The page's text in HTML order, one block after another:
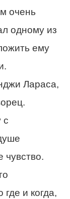
очень
одному из
ему
Лараса,
с
чувство.
и когда,